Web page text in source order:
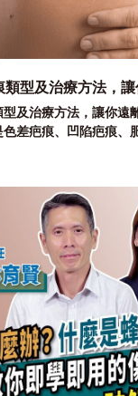
型及治療方法，讓
及治療方法，讓你遠
色差疤痕、凹陷疤痕、